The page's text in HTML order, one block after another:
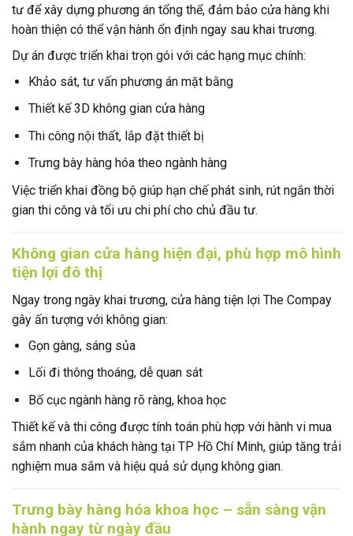
tư để xây dựng phương án tổng thể, đảm bảo cửa hàng khi
hoàn thiện có thể vận hành ổn định ngay sau khai trương.
Dự án được triển khai trọn gói với các hạng mục chính:
Khảo sát, tư vấn phương án mặt bằng
Thiết kế 3D không gian cửa hàng
Thi công nội thất, lắp đặt thiết bị
Trưng bày hàng hóa theo ngành hàng
Việc triển khai đồng bộ giúp hạn chế phát sinh, rút ngắn thời
gian thi công và tối ưu chi phí cho chủ đầu tư.
Không gian cửa hàng hiện đại, phù hợp mô hình
tiện lợi đô thị
Ngay trong ngày khai trương, cửa hàng tiện lợi The Compay
gây ấn tượng với không gian:
Gọn gàng, sáng sủa
Lối đi thông thoáng, dễ quan sát
Bố cục ngành hàng rõ ràng, khoa học
Thiết kế và thi công được tính toán phù hợp với hành vi mua
sắm nhanh của khách hàng tại TP Hồ Chí Minh, giúp tăng trải
nghiệm mua sắm và hiệu quả sử dụng không gian.
Trưng bày hàng hóa khoa học – sẵn sàng vận
hành ngay từ ngày đầu